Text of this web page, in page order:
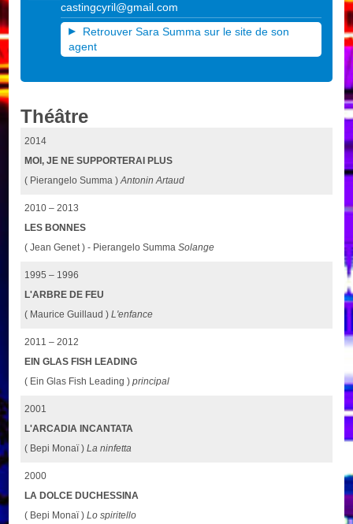
castingcyril@gmail.com
Retrouver Sara Summa sur le site de son
agent
Théâtre
2014
MOI, JE NE SUPPORTERAI PLUS
( Pierangelo Summa )Antonin Artaud
2010 – 2013
LES BONNES
( Jean Genet ) - Pierangelo SummaSolange
1995 – 1996
L'ARBRE DE FEU
( Maurice Guillaud )L'enfance
2011 – 2012
EIN GLAS FISH LEADING
( Ein Glas Fish Leading )principal
2001
L'ARCADIA INCANTATA
( Bepi Monaï )La ninfetta
2000
LA DOLCE DUCHESSINA
( Bepi Monaï )Lo spiritello